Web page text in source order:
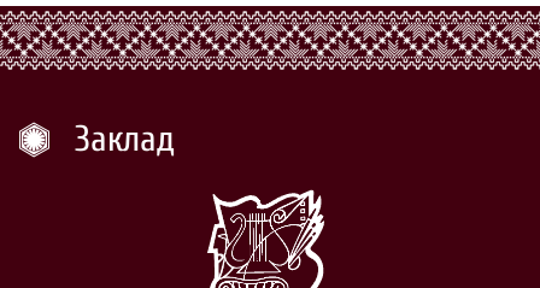
Заклад